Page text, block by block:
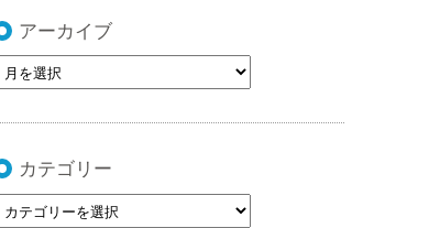
アーカイブ
カテゴリー